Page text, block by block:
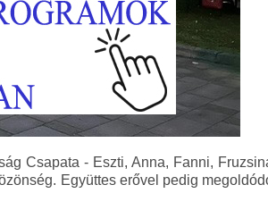
Csapata - Eszti, Anna, Fanni,
Együttes erővel pedig